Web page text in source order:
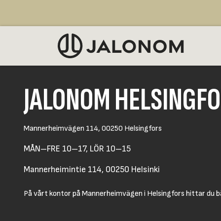
JALONOM
Mannerheimvägen 114, 00250 Helsingfors
MÅN–FRE 10–17, LÖR 10–15
Mannerheimintie 114, 00250 Helsinki
På vårt kontor på Mannerheimvägen i Helsingfors hittar du